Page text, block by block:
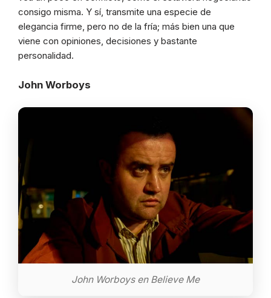
consigo misma. Y sí, transmite una especie de
elegancia firme, pero no de la fría; más bien una que
viene con opiniones, decisiones y bastante
personalidad.
John Worboys
John Worboys en Believe Me